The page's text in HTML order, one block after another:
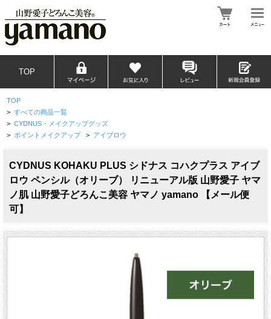
TOP
TOP
> すべての商品一覧
> CYDNUS・メイクアップグッズ
> ポイントメイクアップ > アイブロウ
CYDNUS KOHAKU PLUS シドナス コハクプラス アイブ
ロウ ペンシル（オリーブ） リニューアル版 山野愛子 ヤマ
ノ肌 山野愛子どろんこ美容 ヤマノ yamano 【メール便
可】